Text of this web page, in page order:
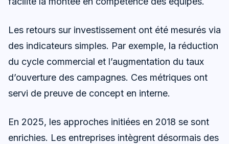
Les retours sur investissement ont été mesurés via
des indicateurs simples. Par exemple, la réduction
du cycle commercial et l’augmentation du taux
d’ouverture des campagnes. Ces métriques ont
servi de preuve de concept en interne.
En 2025, les approches initiées en 2018 se sont
enrichies. Les entreprises intègrent désormais des